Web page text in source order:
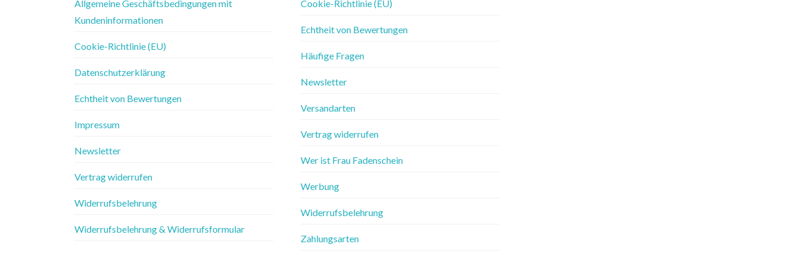
Allgemeine Geschäftsbedingungen mit
Kundeninformationen
Cookie-Richtlinie (EU)
Datenschutzerklärung
Echtheit von Bewertungen
Impressum
Newsletter
Vertrag widerrufen
Widerrufsbelehrung
Widerrufsbelehrung & Widerrufsformular
Cookie-Richtlinie (EU)
Echtheit von Bewertungen
Häufige Fragen
Newsletter
Versandarten
Vertrag widerrufen
Wer ist Frau Fadenschein
Werbung
Widerrufsbelehrung
Zahlungsarten